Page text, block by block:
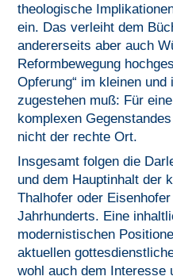
theologische
ein. Das verleiht dem
andererseits aber auch
Reformbewegung
Opferung“ im kleinen
zugestehen muß: Für
komplexen
nicht der rechte Ort.
Insgesamt folgen die
und dem Hauptinhalt der
Thalhofer oder
Jahrhunderts. Eine
modernistischen
aktuellen
wohl auch dem Interesse